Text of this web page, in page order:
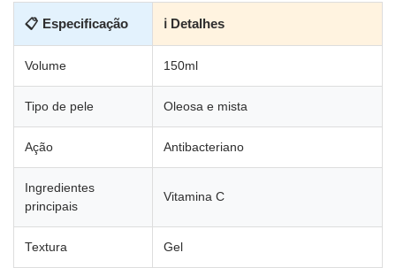
📋 Especificação ℹ Detalhes
Volume 150ml
Tipo de pele Oleosa e mista
Ação Antibacteriano
Ingredientes
principais
Vitamina C
Textura Gel